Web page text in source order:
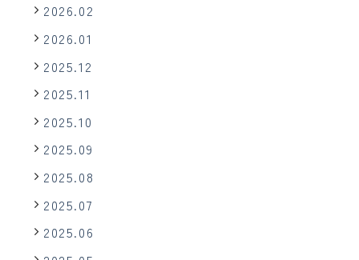
2026.02
2026.01
2025.12
2025.11
2025.10
2025.09
2025.08
2025.07
2025.06